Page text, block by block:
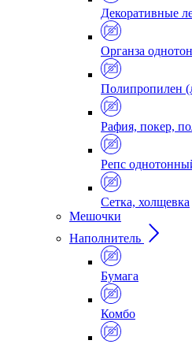
Декоративные
Органза
Полипропилен
Рафия, покер,
Репс
Сетка, холщевка
Мешочки
Наполнитель
Бумага
Комбо